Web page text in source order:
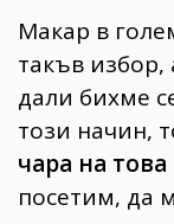
Макар в
такъв
дали бихме
този начин,
чара на това
посетим, да